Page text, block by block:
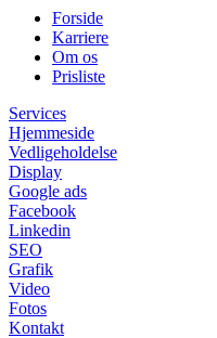
Forside
Karriere
Om os
Prisliste
Services
Hjemmeside
Vedligeholdelse
Display
Google ads
Facebook
Linkedin
SEO
Grafik
Video
Fotos
Kontakt